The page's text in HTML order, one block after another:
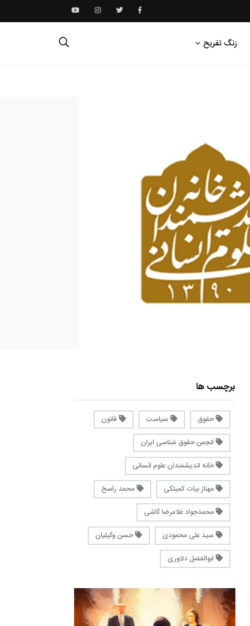
زنگ تفریح
برچسب ها
حقوق سیاست
قانون
انجمن حقوق شناسی ایران
خانه اندیشمندان علوم انسانی
مهناز بیات کمیتکی
محمد راسخ
محمدجواد غلامرضا کاشی
سید علی محمودی
حسن وکیلیان
ابوالفضل دلاوری